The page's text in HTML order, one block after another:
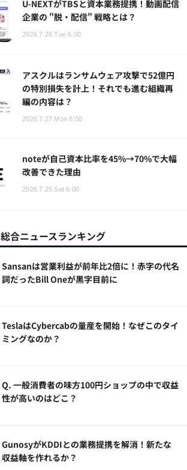
U-NEXTがTBSと資本業務提携！動画配信
企業の "脱・配信" 戦略とは？
2026.7.28 Tue 6:00
アスクルはランサムウェア攻撃で52億円
の特別損失を計上！それでも進む組織再
編の内容は？
2026.7.27 Mon 6:00
noteが自己資本比率を45%→70%で大幅
改善できた理由
2026.7.25 Sat 6:00
総合ニュースランキング
Sansanは営業利益が前年比2倍に！赤字の代名
詞だったBill Oneが黒字目前に
TeslaはCybercabの量産を開始！なぜこのタイ
ミングなのか？
Q. 一般消費者の味方100円ショップの中で収益
性が高いのはどこ？
GunosyがKDDIとの業務提携を解消！新たな
収益軸を作れるか？